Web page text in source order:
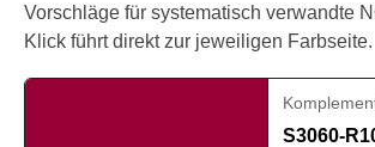
Vorschläge für systematisch verwandte
Klick führt direkt zur jeweiligen Farbseite.
S3060-